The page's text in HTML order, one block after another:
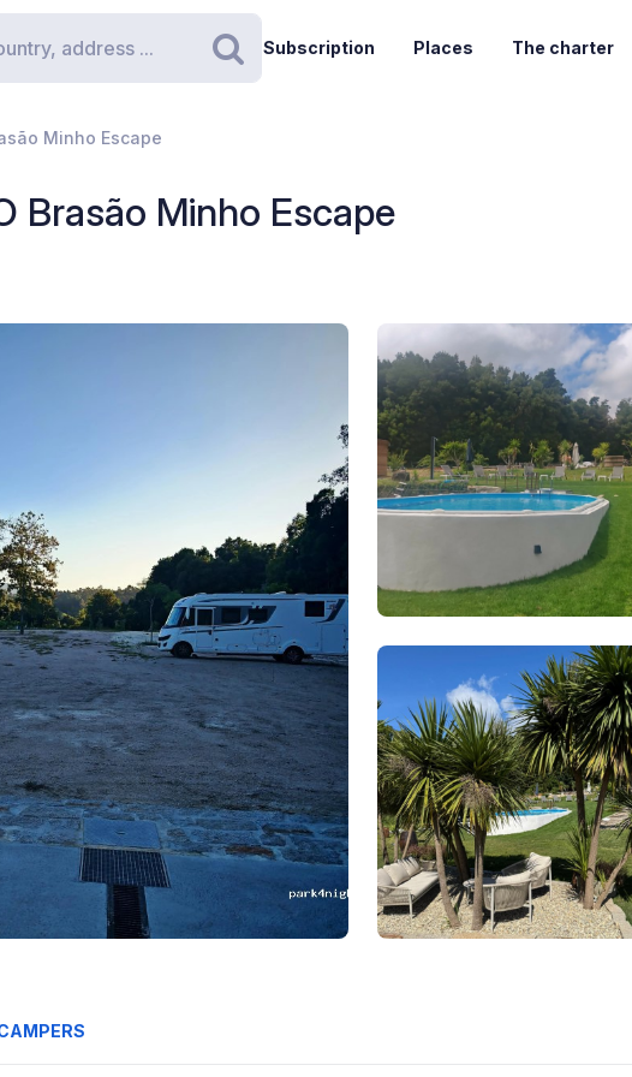
Search
Subscription Places The charter
Minho Escape
Brasão Minho Escape